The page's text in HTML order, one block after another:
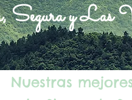
Nuestras
Segura y Las